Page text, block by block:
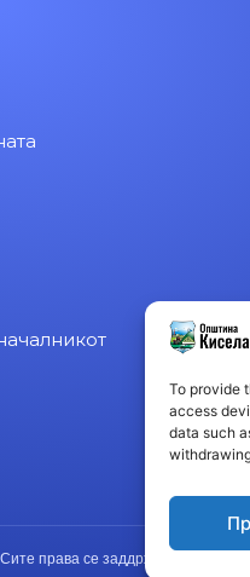
To provide
access
data such
права се заддржани